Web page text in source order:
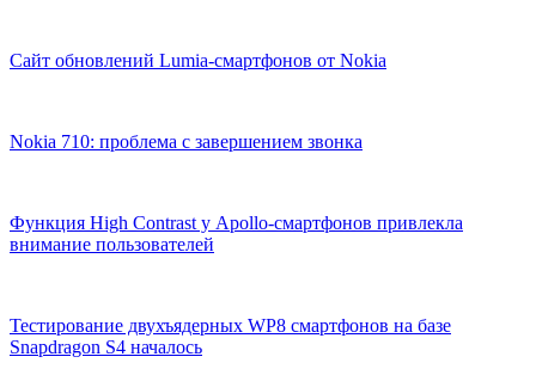
Сайт обновлений Lumia-смартфонов от Nokia
Nokia 710: проблема с завершением звонка
Функция High Contrast у Apollo-смартфонов привлекла
внимание пользователей
Тестирование двухъядерных WP8 смартфонов на базе
Snapdragon S4 началось